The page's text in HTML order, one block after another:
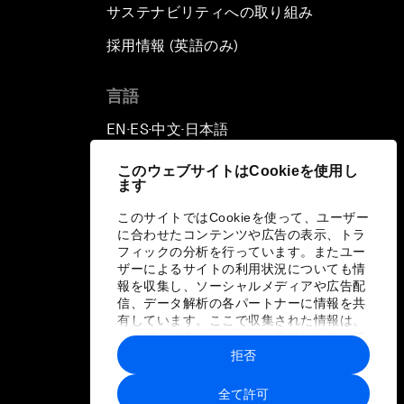
このウェブサイトはCookieを使用し
ます
このサイトではCookieを使って、ユーザー
に合わせたコンテンツや広告の表示、トラ
フィックの分析を行っています。またユー
ザーによるサイトの利用状況についても情
報を収集し、ソーシャルメディアや広告配
信、データ解析の各パートナーに情報を共
有しています。ここで収集された情報は、
ユーザーが各パートナーに提供した他の情
報や各パートナーのサービスを使用した際
に収集された情報と組み合わされ、各パー
トナーによって使用されることがありま
全て許可
拒否
サステナビリティへの取り組み
採用情報 (英語のみ)
言語
EN ▪ ES▪中文▪ 日本語